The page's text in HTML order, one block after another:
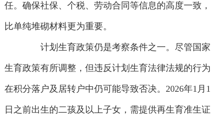
任。确保社保、个税、劳动合同等信息的高度一致，
比单纯堆砌材料更为重要。
计划生育政策仍是考察条件之一。尽管国家
生育政策有所调整，但违反计划生育法律法规的行为
在积分落户及居转户中仍可能导致否决。2026年1月1
日之前出生的二孩及以上子女，需提供再生育准生证